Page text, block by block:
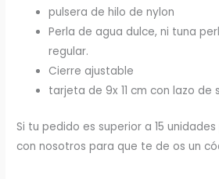
pulsera de hilo de nylon
Perla de agua dulce, ni tuna
regular.
Cierre ajustable
tarjeta de 9x 11 cm con lazo de
Si tu pedido es superior a 15
con nosotros para que te de os un